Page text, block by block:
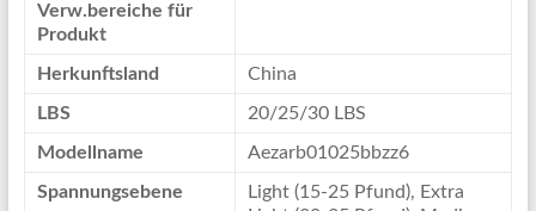
Verw.bereiche für
Produkt
Herkunftsland China
LBS 20/25/30 LBS
Modellname Aezarb01025bbzz6
Spannungsebene
Light (15-25 Pfund), Extra